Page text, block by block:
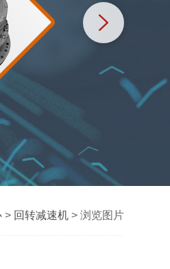
> 回转减速机> 浏览图片